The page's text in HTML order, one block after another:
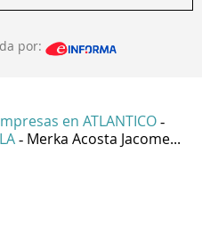
por:
en ATLANTICO -
- Merka Acosta Jacome...